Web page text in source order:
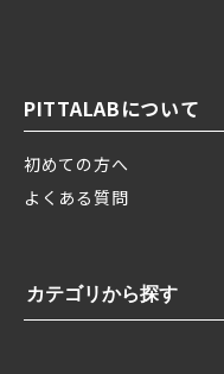
PITTALABについて
初めての方へ
よくある質問
カテゴリから探す